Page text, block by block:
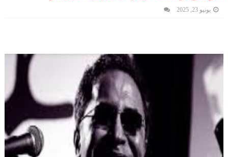
يونيو 23, 2025